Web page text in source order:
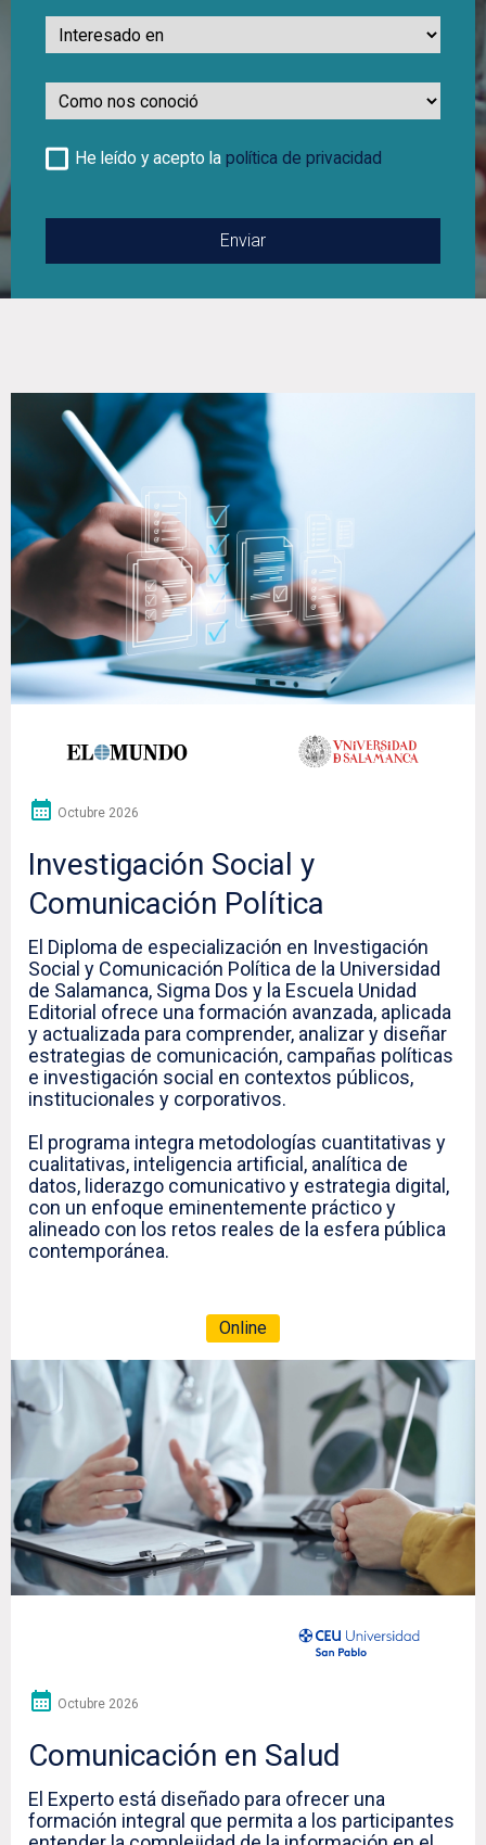
Interesado
en
Como
nos
He leído y acepto la política de privacidad
Online
Octubre 2026
Investigación Social y
Comunicación Política
El Diploma de especialización en Investigación
Social y Comunicación Política de la Universidad
de Salamanca, Sigma Dos y la Escuela Unidad
Editorial ofrece una formación avanzada, aplicada
y actualizada para comprender, analizar y diseñar
estrategias de comunicación, campañas políticas
e investigación social en contextos públicos,
institucionales y corporativos.
El programa integra metodologías cuantitativas y
cualitativas, inteligencia artificial, analítica de
datos, liderazgo comunicativo y estrategia digital,
con un enfoque eminentemente práctico y
alineado con los retos reales de la esfera pública
contemporánea.
Octubre 2026
Comunicación en Salud
El Experto está diseñado para ofrecer una
formación integral que permita a los participantes